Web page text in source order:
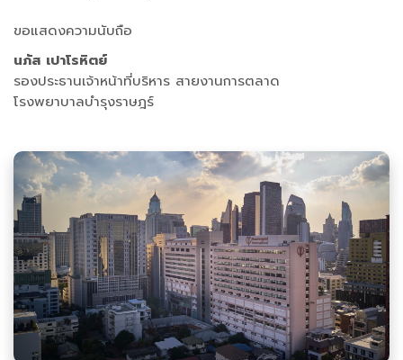
ขอแสดงความนับถือ
นภัส เปาโรหิตย์
รองประธานเจ้าหน้าที่บริหาร สายงานการตลาด
โรงพยาบาลบำรุงราษฎร์